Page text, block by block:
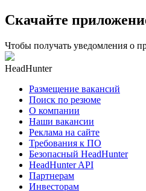
Скачайте
Чтобы получать уведомления о
HeadHunter
Размещение вакансий
Поиск по резюме
О компании
Наши вакансии
Реклама на сайте
Требования к ПО
Безопасный HeadHunter
HeadHunter API
Партнерам
Инвесторам